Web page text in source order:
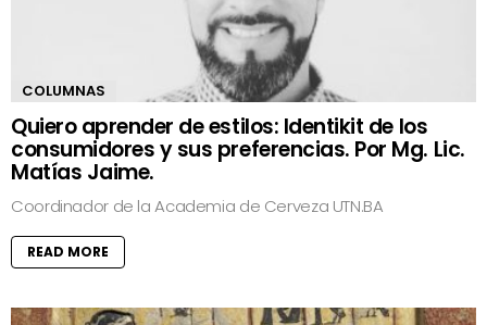
COLUMNAS
Quiero aprender de estilos: Identikit de los
consumidores y sus preferencias. Por Mg. Lic.
Matías Jaime.
Coordinador de la Academia de Cerveza UTN.BA
READ MORE